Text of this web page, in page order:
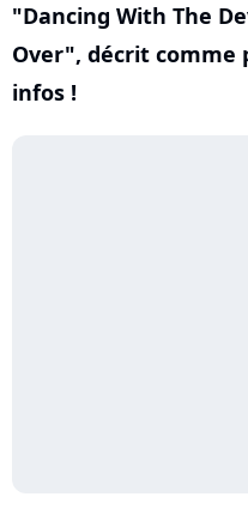
"Dancing With The
Over", décrit comme
infos !